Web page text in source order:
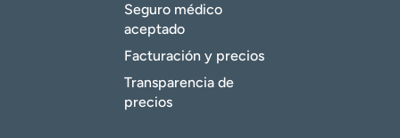
Seguro médico
aceptado
Facturación y precios
Transparencia de
precios